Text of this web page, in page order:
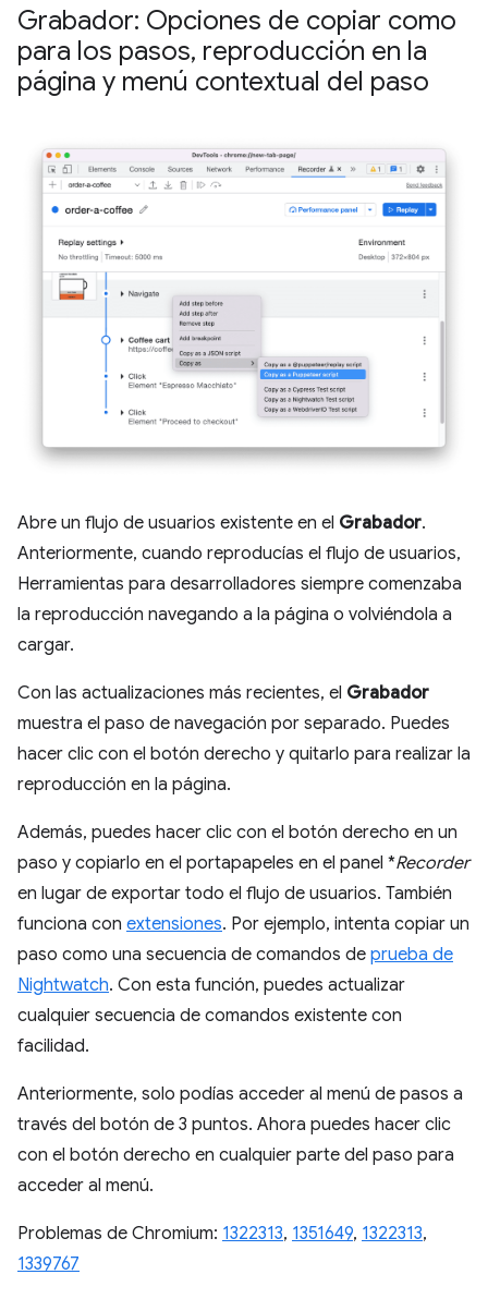
Grabador: Opciones de copiar como
para los pasos, reproducción en la
página y menú contextual del paso
Abre un flujo de usuarios existente en el Grabador.
Anteriormente, cuando reproducías el flujo de usuarios,
Herramientas para desarrolladores siempre comenzaba
la reproducción navegando a la página o volviéndola a
cargar.
Con las actualizaciones más recientes, el Grabador
muestra el paso de navegación por separado. Puedes
hacer clic con el botón derecho y quitarlo para realizar la
reproducción en la página.
Además, puedes hacer clic con el botón derecho en un
paso y copiarlo en el portapapeles en el panel *Recorder
en lugar de exportar todo el flujo de usuarios. También
funciona con extensiones. Por ejemplo, intenta copiar un
paso como una secuencia de comandos de prueba de
Nightwatch. Con esta función, puedes actualizar
cualquier secuencia de comandos existente con
facilidad.
Anteriormente, solo podías acceder al menú de pasos a
través del botón de 3 puntos. Ahora puedes hacer clic
con el botón derecho en cualquier parte del paso para
acceder al menú.
Problemas de Chromium: 1322313, 1351649, 1322313,
1339767